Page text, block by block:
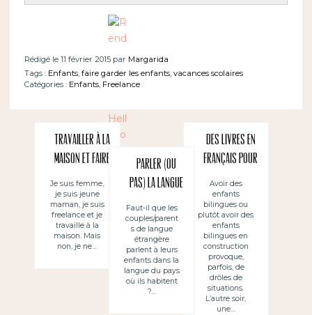
Rédigé le 11 février 2015 par Margarida
Tags : Enfants, faire garder les enfants, vacances scolaires
Catégories : Enfants, Freelance
Travailler à la
maison et faire
garder son
enfant
Je suis femme,
je suis jeune
maman, je suis
freelance et je
travaille à la
maison. Mais
non, je ne…
Parler (ou
pas) la LANGUE
DU PAYS où on
habite à leurs
enfants ~
(no) Hablar a
los hijos en
la LENGUA DEL
Faut-il que les
couples/parent
s de langue
étrangère
parlent à leurs
enfants dans la
langue du pays
où ils habitent
?…
Des livres en
français pour
bébé bilingue
? Non, merci !
Avoir des
enfants
bilingues ou
plutôt avoir des
enfants
bilingues en
construction
provoque,
parfois, de
drôles de
situations.
L’autre soir,
une…